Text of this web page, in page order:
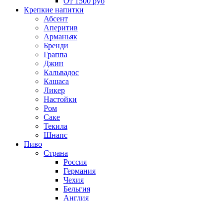
Крепкие напитки
Абсент
Аперитив
Арманьяк
Бренди
Граппа
Джин
Кальвадос
Кашаса
Ликер
Настойки
Ром
Саке
Текила
Шнапс
Пиво
Страна
Россия
Германия
Чехия
Бельгия
Англия